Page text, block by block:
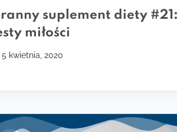
suplement diety
miłości
5 kwietnia, 2020